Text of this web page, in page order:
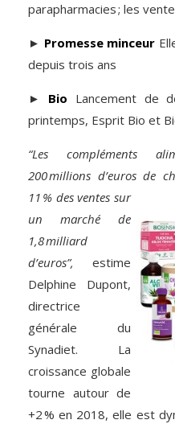
parapharmacies ; les
► Promesse minceur
depuis trois ans
► Bio Lancement de
printemps, Esprit Bio et
“Les compléments
200 millions d’euros de
11 % des ventes sur
un marché de
1,8 milliard
d’euros”, estime
Delphine Dupont,
directrice
générale du
Synadiet. La
croissance globale
tourne autour de
+2 % en 2018, elle est